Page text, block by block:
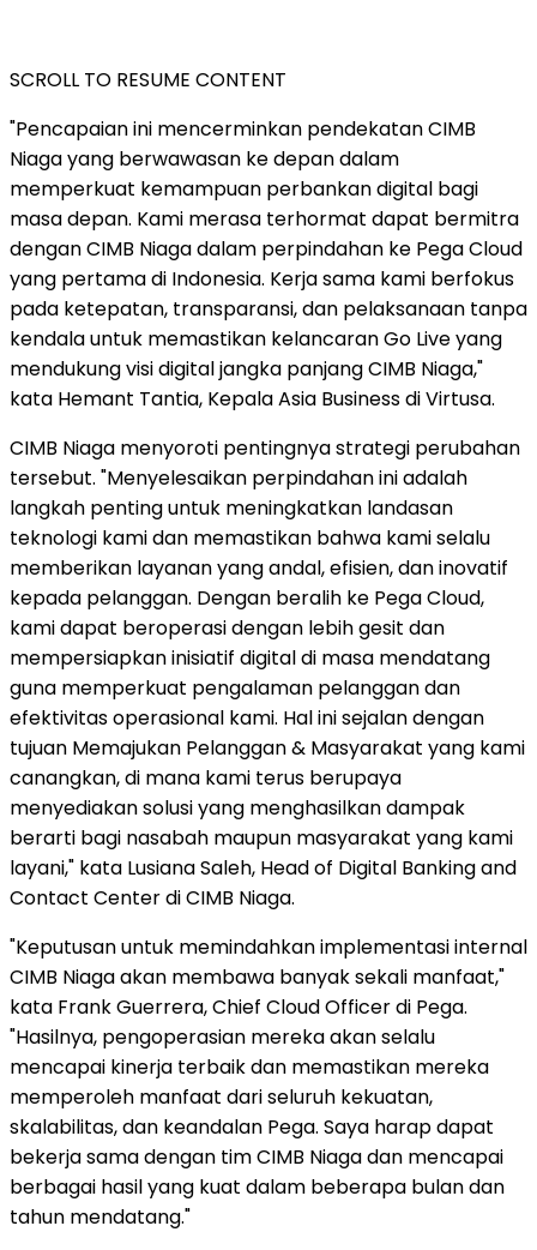
SCROLL TO RESUME CONTENT
"Pencapaian ini mencerminkan pendekatan CIMB
Niaga yang berwawasan ke depan dalam
memperkuat kemampuan perbankan digital bagi
masa depan. Kami merasa terhormat dapat bermitra
dengan CIMB Niaga dalam perpindahan ke Pega Cloud
yang pertama di Indonesia. Kerja sama kami berfokus
pada ketepatan, transparansi, dan pelaksanaan tanpa
kendala untuk memastikan kelancaran Go Live yang
mendukung visi digital jangka panjang CIMB Niaga,"
kata Hemant Tantia, Kepala Asia Business di Virtusa.
CIMB Niaga menyoroti pentingnya strategi perubahan
tersebut. "Menyelesaikan perpindahan ini adalah
langkah penting untuk meningkatkan landasan
teknologi kami dan memastikan bahwa kami selalu
memberikan layanan yang andal, efisien, dan inovatif
kepada pelanggan. Dengan beralih ke Pega Cloud,
kami dapat beroperasi dengan lebih gesit dan
mempersiapkan inisiatif digital di masa mendatang
guna memperkuat pengalaman pelanggan dan
efektivitas operasional kami. Hal ini sejalan dengan
tujuan Memajukan Pelanggan & Masyarakat yang kami
canangkan, di mana kami terus berupaya
menyediakan solusi yang menghasilkan dampak
berarti bagi nasabah maupun masyarakat yang kami
layani," kata Lusiana Saleh, Head of Digital Banking and
Contact Center di CIMB Niaga.
"Keputusan untuk memindahkan implementasi internal
CIMB Niaga akan membawa banyak sekali manfaat,"
kata Frank Guerrera, Chief Cloud Officer di Pega.
"Hasilnya, pengoperasian mereka akan selalu
mencapai kinerja terbaik dan memastikan mereka
memperoleh manfaat dari seluruh kekuatan,
skalabilitas, dan keandalan Pega. Saya harap dapat
bekerja sama dengan tim CIMB Niaga dan mencapai
berbagai hasil yang kuat dalam beberapa bulan dan
tahun mendatang."